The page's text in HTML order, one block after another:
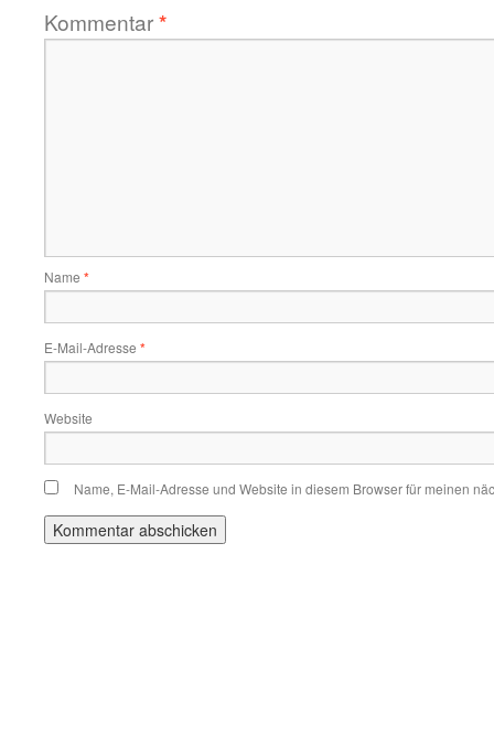
Kommentar*
Name *
E-Mail-Adresse *
Website
Name, E-Mail-Adresse und Website in diesem Browser für meinen